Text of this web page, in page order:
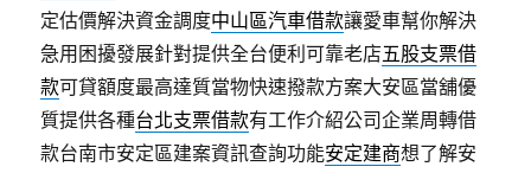
定估價解決資金調度中山區汽車借款讓愛車幫你解決
急用困擾發展針對提供全台便利可靠老店五股支票借
款可貸額度最高達質當物快速撥款方案大安區當舖優
質提供各種台北支票借款有工作介紹公司企業周轉借
款台南市安定區建案資訊查詢功能安定建商想了解安